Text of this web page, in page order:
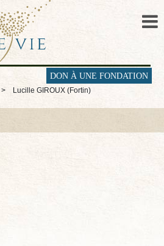
DON À UNE FONDATION
> Lucille GIROUX (Fortin)